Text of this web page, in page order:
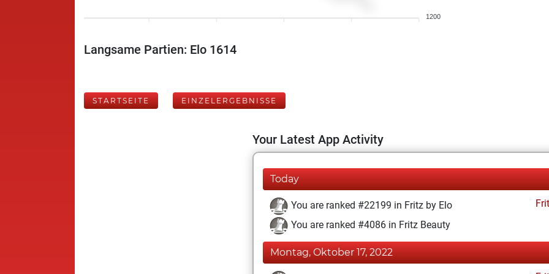
1200
Langsame Partien: Elo 1614
STARTSEITE EINZELERGEBNISSE
Your Latest App Activity
Today
You are ranked #22199 in Fritz by Elo
You are ranked #4086 in Fritz Beauty
Montag, Oktober 17, 2022